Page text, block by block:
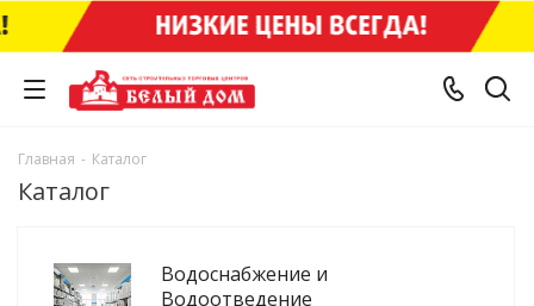
Главная - Каталог
Каталог
Водоснабжение и
Водоотведение